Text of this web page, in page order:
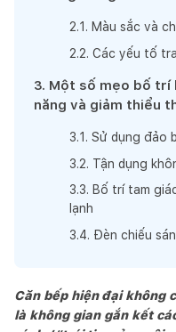
2.1 . Màu sắc và
2.2. Các yếu tố
3. Một số mẹo bố trí
năng và giảm thiểu
3.1 . Sử dụng đảo
3.2. Tận dụng
3.3. Bố trí tam
lạnh
3.4. Đèn chiếu
Căn bếp hiện đại không
là không gian gắn kết